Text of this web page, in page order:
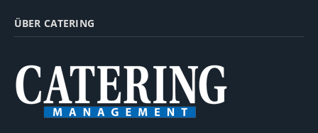
ÜBER CATERING